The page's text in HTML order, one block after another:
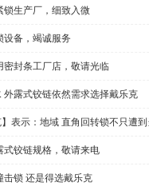
锁生产厂，细致入微
设备，竭诚服务
密封条工厂店，敬请光临
外露式铰链依然需求选择戴乐克
】表示：地域 直角回转锁不只遭
式铰链规格，敬请来电
击锁 还是得选戴乐克